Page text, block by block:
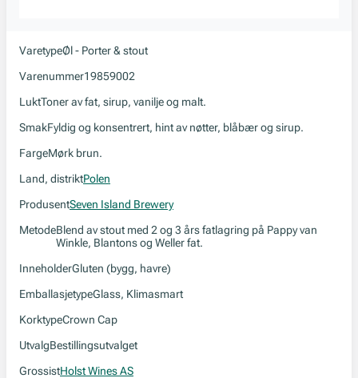
VaretypeØl - Porter & stout
Varenummer19859002
LuktToner av fat, sirup, vanilje og malt.
SmakFyldig og konsentrert, hint av nøtter, blåbær og sirup.
FargeMørk brun.
Land, distriktPolen
ProdusentSeven Island Brewery
MetodeBlend av stout med 2 og 3 års fatlagring på Pappy van
Winkle, Blantons og Weller fat.
InneholderGluten (bygg, havre)
EmballasjetypeGlass, Klimasmart
KorktypeCrown Cap
UtvalgBestillingsutvalget
GrossistHolst Wines AS